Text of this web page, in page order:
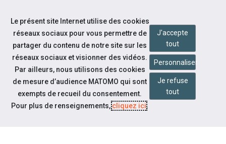
Aller au contenu
Notre actualité
MOBILISATION EXCEPTIONNELLE
Le présent site Internet utilise des cookies
réseaux sociaux pour vous permettre de
partager du contenu de notre site sur les
réseaux sociaux et visionner des vidéos.
Par ailleurs, nous utilisons des cookies
de mesure d’audience MATOMO qui sont
exempts de recueil du consentement.
Pour plus de renseignements,cliquez ici.
J'accepte
tout
Personnaliser
Je refuse
tout